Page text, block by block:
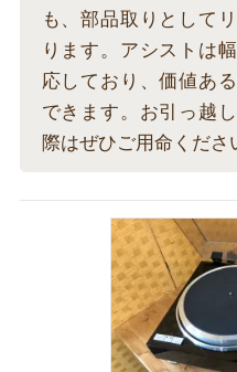
も、部品取りとして
ります。アシストは
応しており、価値あ
できます。お引っ越
際はぜひご用命くださ